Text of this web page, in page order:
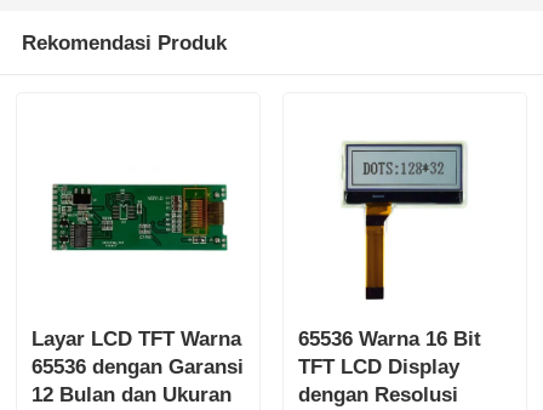
Rekomendasi Produk
Layar LCD TFT Warna
65536 dengan Garansi
12 Bulan dan Ukuran
65536 Warna 16 Bit
TFT LCD Display
dengan Resolusi